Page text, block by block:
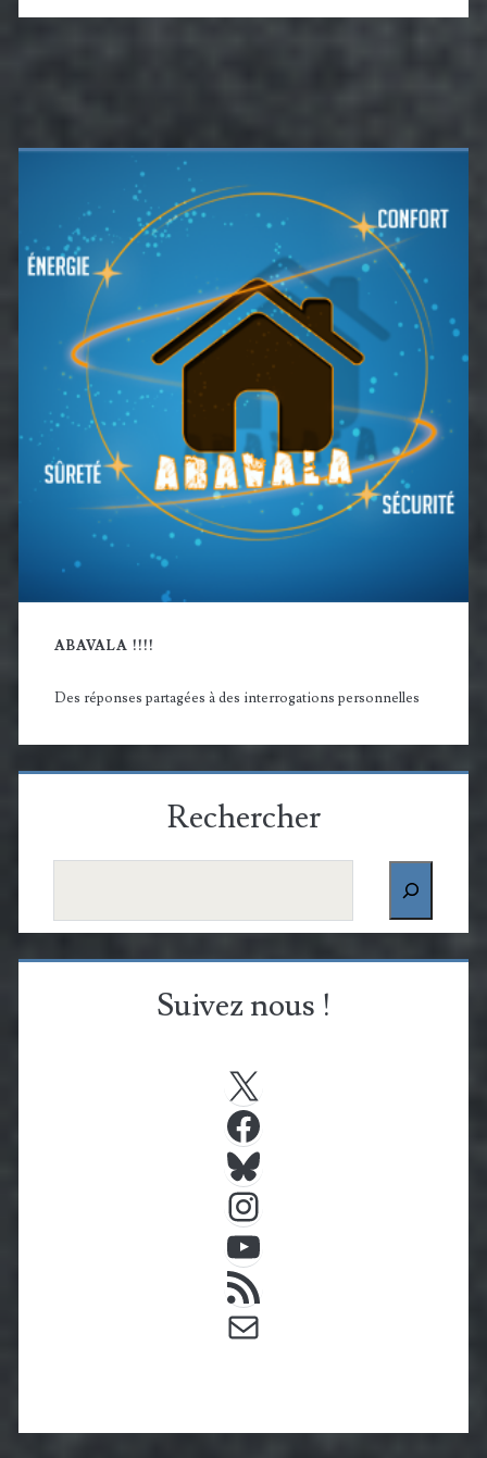
Barre
latérale
principale
ABAVALA !!!!
Des réponses partagées à des interrogations personnelles
Rechercher
Suivez nous !